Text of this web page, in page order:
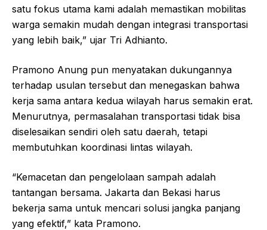
satu fokus utama kami adalah memastikan mobilitas
warga semakin mudah dengan integrasi transportasi
yang lebih baik,” ujar Tri Adhianto.
Pramono Anung pun menyatakan dukungannya
terhadap usulan tersebut dan menegaskan bahwa
kerja sama antara kedua wilayah harus semakin erat.
Menurutnya, permasalahan transportasi tidak bisa
diselesaikan sendiri oleh satu daerah, tetapi
membutuhkan koordinasi lintas wilayah.
“Kemacetan dan pengelolaan sampah adalah
tantangan bersama. Jakarta dan Bekasi harus
bekerja sama untuk mencari solusi jangka panjang
yang efektif,” kata Pramono.